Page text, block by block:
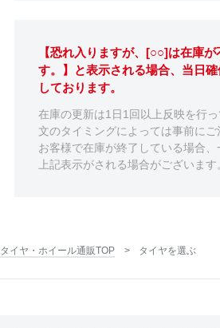
【恐れ入りますが、[○○]は在庫が
す。】と表示される場合、当日
しております。
在庫の更新は1日1回以上反映を行
文のタイミングによっては事前に
お客様で在庫が終了している場合、
上記表示がされる場合がございます
タイヤ・ホイール通販TOP タイヤを選ぶ